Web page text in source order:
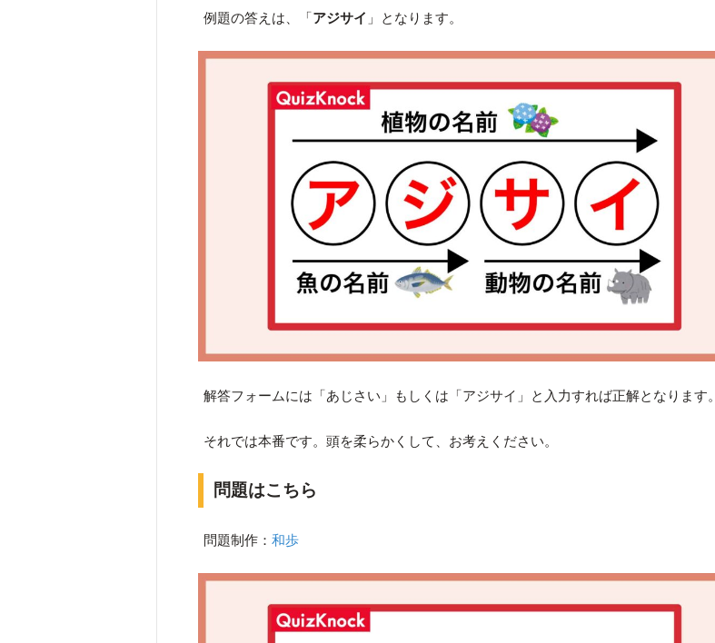
例題の答えは、「アジサイ 」となります。
解答フォームには「あじさい」もしくは「アジサイ」と入力すれば正解となります。
それでは本番です。頭を柔らかくして、お考えください。
問題はこちら
問題制作：和歩